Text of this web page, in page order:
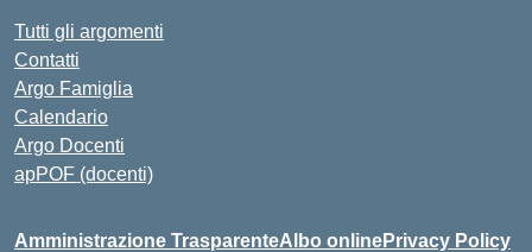
Tutti gli argomenti
Contatti
Argo Famiglia
Calendario
Argo Docenti
apPOF (docenti)
Amministrazione TrasparenteAlbo onlinePrivacy Policy